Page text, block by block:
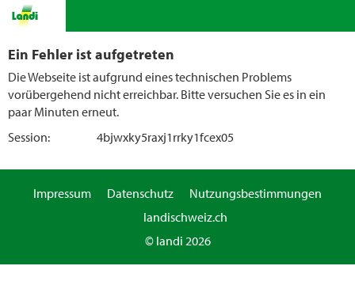
Ein Fehler ist aufgetreten
Die Webseite ist aufgrund eines technischen Problems
vorübergehend nicht erreichbar. Bitte versuchen Sie es in ein
paar Minuten erneut.
Session:
4bjwxky5raxj1rrky1fcex05
Impressum Datenschutz
Nutzungsbestimmungen
landischweiz.ch
© landi 2026